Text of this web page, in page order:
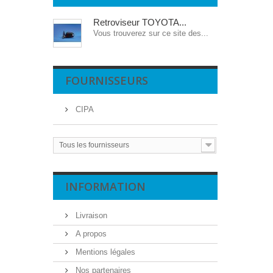
Retroviseur TOYOTA...
Vous trouverez sur ce site des...
FOURNISSEURS
CIPA
Tous les fournisseurs
INFORMATION
Livraison
A propos
Mentions légales
Nos partenaires